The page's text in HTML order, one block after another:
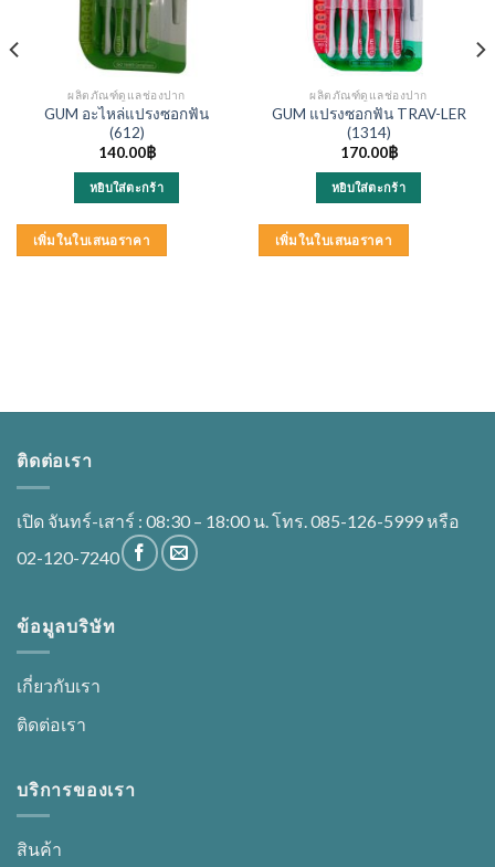
ผลิตภัณฑ์ดูแลช่องปาก
GUM อะไหล่แปรงซอกฟัน
(612)
140.00฿
หยิบใส่ตะกร้า
เพิ่มในใบเสนอราคา
ผลิตภัณฑ์ดูแลช่องปาก
GUM แปรงซอกฟัน TRAV-LER
(1314)
170.00฿
หยิบใส่ตะกร้า
เพิ่มในใบเสนอราคา
ติดต่อเรา
เปิด จันทร์-เสาร์ : 08:30 – 18:00 น. โทร. 085-126-5999 หรือ
02-120-7240
ข้อมูลบริษัท
เกี่ยวกับเรา
ติดต่อเรา
บริการของเรา
สินค้า